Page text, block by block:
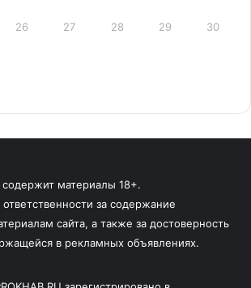
26 27 28 29 30
материалы 18+.
за содержание
сайта, а также за достоверность
в рекламных объявлениях.